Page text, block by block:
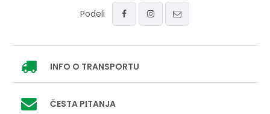
Podeli
INFO O TRANSPORTU
ČESTA PITANJA